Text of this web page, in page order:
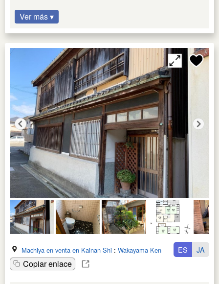
Ver más ▾
Machiya en venta en Kainan Shi : Wakayama Ken
Copiar enlace
ES JA